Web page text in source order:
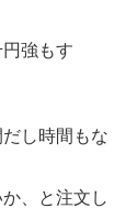
強もす
し時間もな
、と注文し